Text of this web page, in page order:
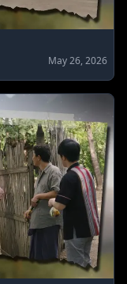
May 26, 2026